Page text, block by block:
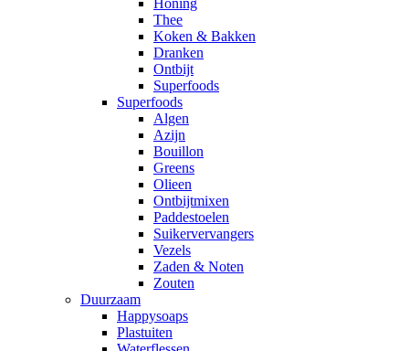
Honing
Thee
Koken & Bakken
Dranken
Ontbijt
Superfoods
Superfoods
Algen
Azijn
Bouillon
Greens
Olieen
Ontbijtmixen
Paddestoelen
Suikervervangers
Vezels
Zaden & Noten
Zouten
Duurzaam
Happysoaps
Plastuiten